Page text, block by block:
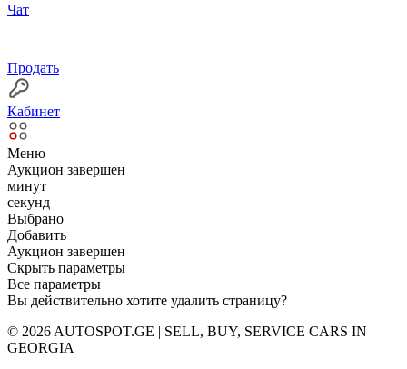
Чат
Продать
Кабинет
Меню
Аукцион завершен
минут
секунд
Выбрано
Добавить
Аукцион завершен
Скрыть параметры
Все параметры
Вы действительно хотите удалить страницу?
© 2026 AUTOSPOT.GE | SELL, BUY, SERVICE CARS IN
GEORGIA